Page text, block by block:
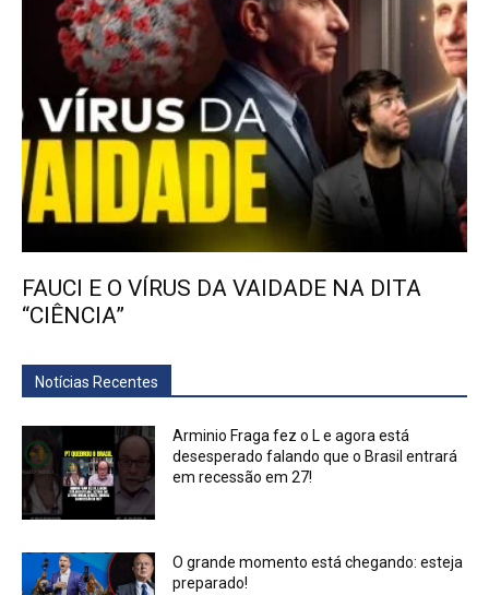
FAUCI E O VÍRUS DA VAIDADE NA DITA
“CIÊNCIA”
Notícias Recentes
Arminio Fraga fez o L e agora está
desesperado falando que o Brasil entrará
em recessão em 27!
O grande momento está chegando: esteja
preparado!